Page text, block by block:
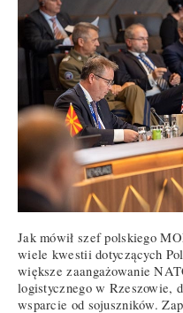
Jak mówił szef polskiego
wiele kwestii dotyczących
większe zaangażowanie
logistycznego w Rzeszowie,
wsparcie od sojuszników.